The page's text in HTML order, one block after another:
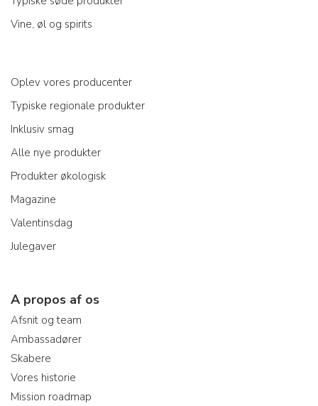
Vine, øl og spirits
Oplev vores producenter
Typiske regionale produkter
Inklusiv smag
Alle nye produkter
Produkter økologisk
Magazine
Valentinsdag
Julegaver
A propos af os
Afsnit og team
Ambassadører
Skabere
Vores historie
Mission roadmap